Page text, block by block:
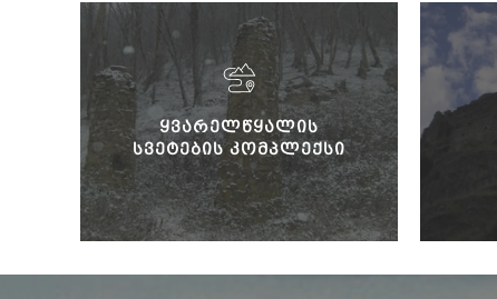
ᲧᲕᲐᲠᲔᲚᲬᲧᲐᲚᲘᲡ
ᲡᲕᲔᲢᲔᲑᲘᲡ ᲙᲝᲛᲞᲚᲔᲥᲡᲘ